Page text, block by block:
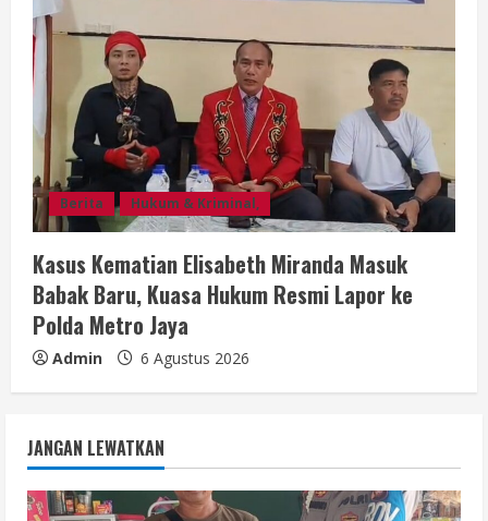
Berita Hukum & Kriminal,
Kasus Kematian Elisabeth Miranda Masuk
Babak Baru, Kuasa Hukum Resmi Lapor ke
Polda Metro Jaya
Admin 6 Agustus 2026
JANGAN LEWATKAN